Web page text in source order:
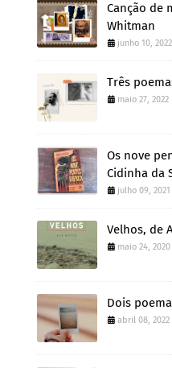
Canção de
Whitman
junho 10, 2022
Três
maio 27, 2022
Os nove
Cidinha da
julho 09, 2021
Velhos, de
maio 24, 2020
Dois
abril 08, 2022